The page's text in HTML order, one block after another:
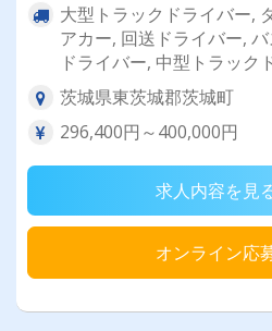
大型トラックドライバー,
アカー, 回送ドライバー,
ドライバー, 中型トラック
茨城県東茨城郡茨城町
296,400円～400,000円
求人内容を見
オンライン応